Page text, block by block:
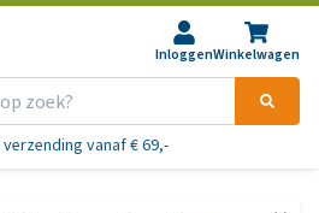
InloggenWinkelwagen
verzending vanaf € 69,-